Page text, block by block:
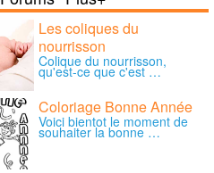
Les coliques du
nourrisson
Colique du nourrisson,
qu'est-ce que c'est …
Coloriage Bonne Année
Voici bientot le moment de
souhaiter la bonne …